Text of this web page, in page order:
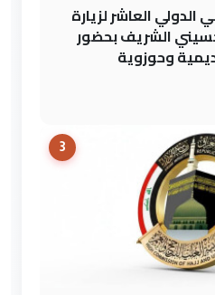
الدولي العاشر لزيارة
الشريف بحضور
وحوزوية
3